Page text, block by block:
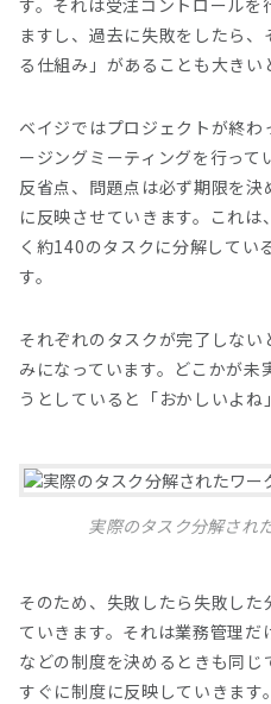
ますし、過去に失敗をしたら
る仕組み」があることも大きい
ベイジではプロジェクトが終
ージングミーティングを行っ
反省点、問題点は必ず期限を
に反映させていきます。これ
く約140のタスクに分解してい
す。
それぞれのタスクが完了しな
みになっています。どこかが
うとしていると「おかしいよね
実際のタスク分解され
そのため、失敗したら失敗し
ていきます。それは業務管理
などの制度を決めるときも同じ
すぐに制度に反映していきま